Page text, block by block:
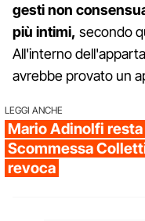
gesti non
più intimi, secondo
All'interno
avrebbe provato un
LEGGI ANCHE
Mario Adinolfi
Scommessa
revoca